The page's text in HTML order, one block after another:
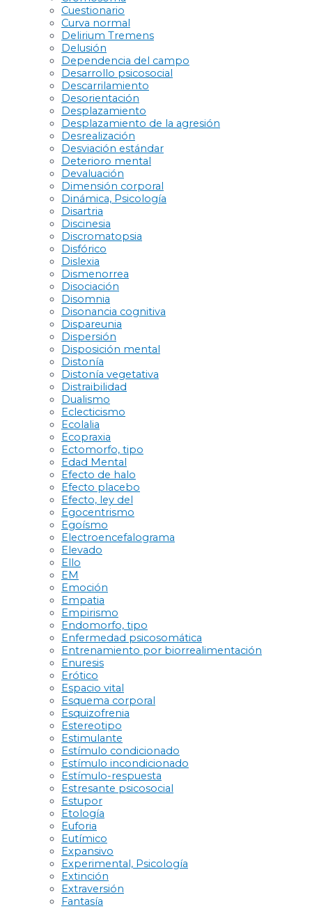
Cuestionario
Curva normal
Delirium Tremens
Delusión
Dependencia del campo
Desarrollo psicosocial
Descarrilamiento
Desorientación
Desplazamiento
Desplazamiento de la agresión
Desrealización
Desviación estándar
Deterioro mental
Devaluación
Dimensión corporal
Dinámica, Psicología
Disartria
Discinesia
Discromatopsia
Disfórico
Dislexia
Dismenorrea
Disociación
Disomnia
Disonancia cognitiva
Dispareunia
Dispersión
Disposición mental
Distonía
Distonía vegetativa
Distraibilidad
Dualismo
Eclecticismo
Ecolalia
Ecopraxia
Ectomorfo, tipo
Edad Mental
Efecto de halo
Efecto placebo
Efecto, ley del
Egocentrismo
Egoísmo
Electroencefalograma
Elevado
Ello
EM
Emoción
Empatia
Empirismo
Endomorfo, tipo
Enfermedad psicosomática
Entrenamiento por biorrealimentación
Enuresis
Erótico
Espacio vital
Esquema corporal
Esquizofrenia
Estereotipo
Estimulante
Estímulo condicionado
Estímulo incondicionado
Estímulo-respuesta
Estresante psicosocial
Estupor
Etología
Euforia
Eutímico
Expansivo
Experimental, Psicología
Extinción
Extraversión
Fantasía